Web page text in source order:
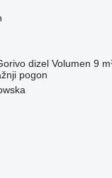
dizel Volumen 9
pogon